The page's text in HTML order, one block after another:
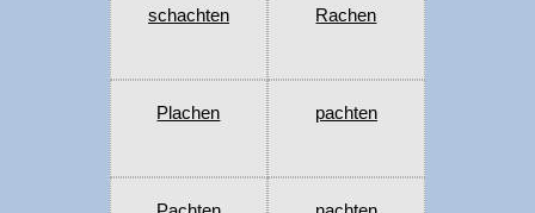
schachten Rachen
Plachen pachten